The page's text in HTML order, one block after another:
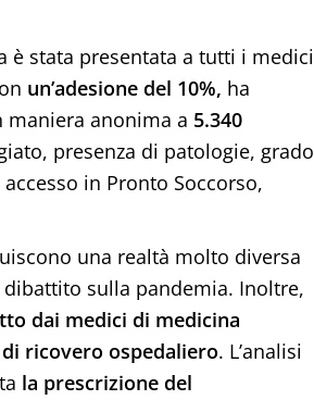
è stata presentata a tutti i medici
un’adesione del 10%, ha
maniera anonima a 5.340
presenza di patologie, grado
in Pronto Soccorso,
una realtà molto diversa
sulla pandemia. Inoltre,
dai medici di medicina
ricovero ospedaliero. L’analisi
la prescrizione del